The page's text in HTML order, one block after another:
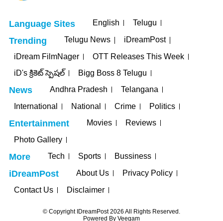
Language Sites English Telugu
Trending Telugu News
iDreamPost
iDream FilmNager
OTT Releases This Week
iD's క్రికెట్ స్పెషల్
Bigg Boss 8 Telugu
News Andhra Pradesh
Telangana
International
National Crime Politics
Entertainment Movies
Reviews
Photo Gallery
More Tech Sports Bussiness
iDreamPost About Us
Privacy Policy
Contact Us
Disclaimer
© Copyright IDreamPost 2026 All Rights Reserved.
Powered By Veegam